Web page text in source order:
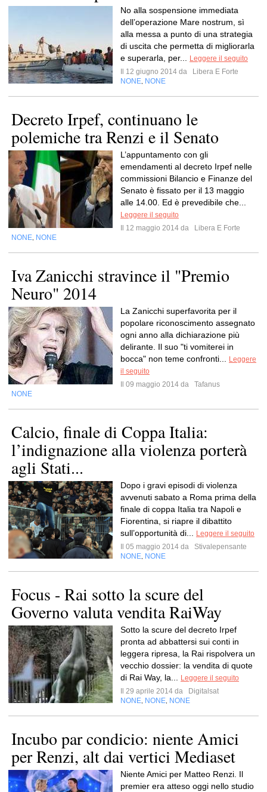
No alla sospensione immediata
dell’operazione Mare nostrum, sì
alla messa a punto di una strategia
di uscita che permetta di migliorarla
e superarla, per...
Leggere il seguito
Il 12 giugno 2014 da
Libera E Forte
NONE NONE
Decreto Irpef, continuano le
polemiche tra Renzi e il Senato
L’appuntamento con gli
emendamenti al decreto Irpef nelle
commissioni Bilancio e Finanze del
Senato è fissato per il 13 maggio
alle 14.00. Ed è prevedibile che...
Leggere il seguito
Il 12 maggio 2014 da
Libera E Forte
NONE NONE
Iva Zanicchi stravince il "Premio
Neuro" 2014
La Zanicchi superfavorita per il
popolare riconoscimento assegnato
ogni anno alla dichiarazione più
delirante. Il suo "ti vomiterei in
bocca" non teme confronti...
Leggere
il seguito
Il 09 maggio 2014 da
Tafanus
NONE
Calcio, finale di Coppa Italia:
l’indignazione alla violenza porterà
agli Stati...
Dopo i gravi episodi di violenza
avvenuti sabato a Roma prima della
finale di coppa Italia tra Napoli e
Fiorentina, si riapre il dibattito
sull’opportunità di...
Leggere il seguito
Il 05 maggio 2014 da
Stivalepensante
NONE NONE
Focus - Rai sotto la scure del
Governo valuta vendita RaiWay
Sotto la scure del decreto Irpef
pronta ad abbattersi sui conti in
leggera ripresa, la Rai rispolvera un
vecchio dossier: la vendita di quote
di Rai Way, la...
Leggere il seguito
Il 29 aprile 2014 da
Digitalsat
NONE NONE NONE
Incubo par condicio: niente Amici
per Renzi, alt dai vertici Mediaset
Niente Amici per Matteo Renzi. Il
premier era atteso oggi nello studio